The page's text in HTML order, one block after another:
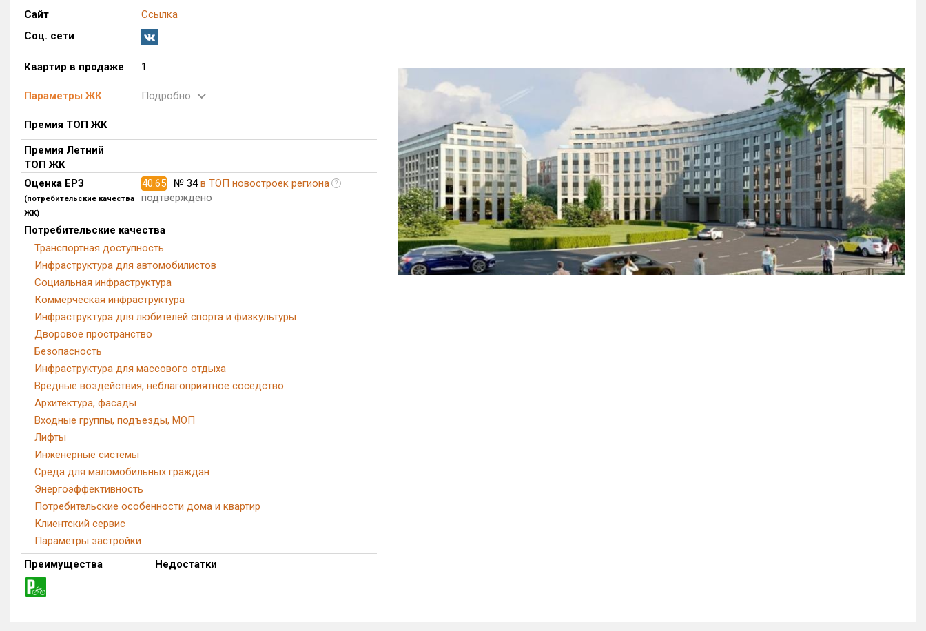
Сайт
Ссылка
Соц. сети
Квартир в продаже 1
Параметры ЖК Подробно
Премия ТОП ЖК
Премия Летний
ТОП ЖК
Оценка ЕРЗ
(потребительские качества
ЖК)
40.65 № 34 в ТОП новостроек региона ?
подтверждено
Потребительские качества
Транспортная доступность
Инфраструктура для автомобилистов
Социальная инфраструктура
Коммерческая инфраструктура
Инфраструктура для любителей спорта и физкультуры
Дворовое пространство
Безопасность
Инфраструктура для массового отдыха
Вредные воздействия, неблагоприятное соседство
Архитектура, фасады
Входные группы, подъезды, МОП
Лифты
Инженерные системы
Среда для маломобильных граждан
Энергоэффективность
Потребительские особенности дома и квартир
Клиентский сервис
Параметры застройки
Преимущества
Недостатки